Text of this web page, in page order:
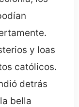
y loas
católicos.
detrás
bella